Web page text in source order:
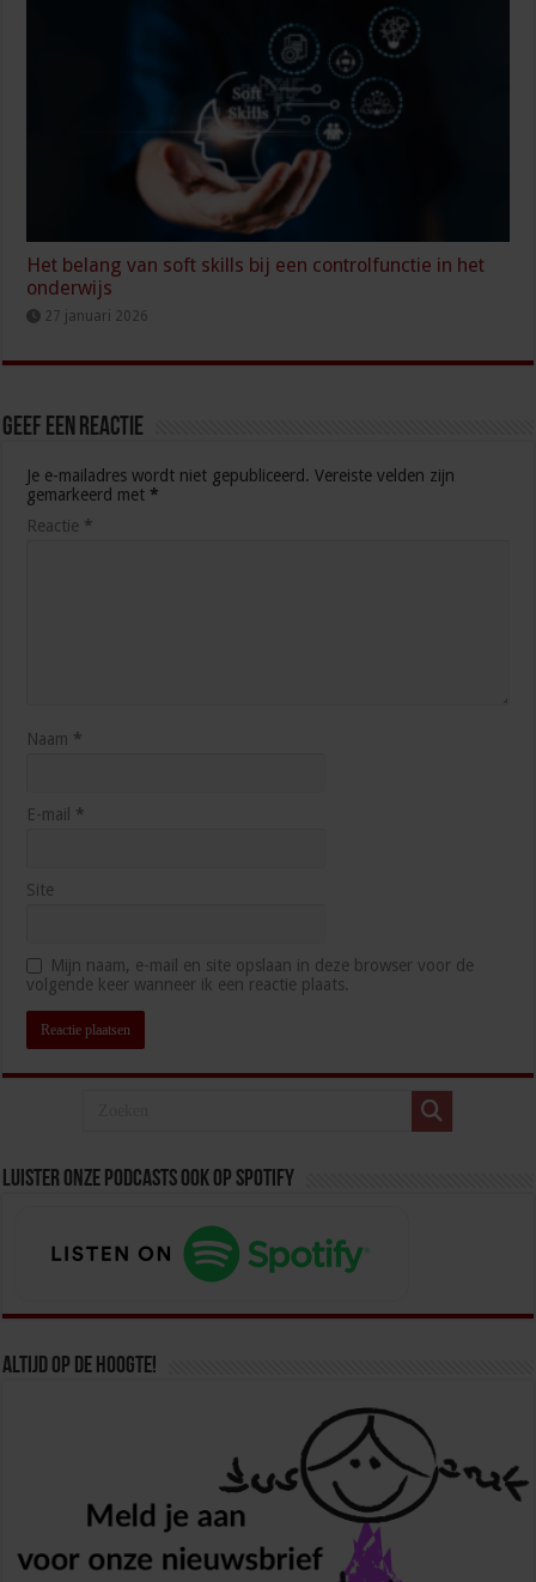
Het belang van soft skills bij een controlfunctie in het
onderwijs
27 januari 2026
Geef een reactie
Je e-mailadres wordt niet gepubliceerd. Vereiste velden zijn
gemarkeerd met *
Reactie *
Naam *
E-mail *
Site
Mijn naam, e-mail en site opslaan in deze browser voor de
volgende keer wanneer ik een reactie plaats.
Luister onze podcasts ook op spotify
Altijd op de hoogte!